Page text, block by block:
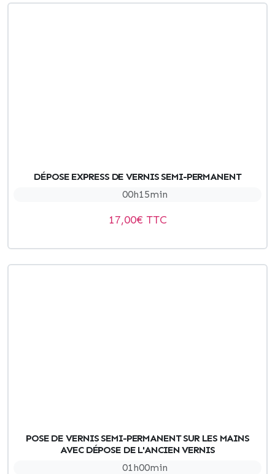
DÉPOSE EXPRESS DE VERNIS SEMI-PERMANENT
00h15min
17,00€ TTC
POSE DE VERNIS SEMI-PERMANENT SUR LES MAINS
AVEC DÉPOSE DE L'ANCIEN VERNIS
01h00min